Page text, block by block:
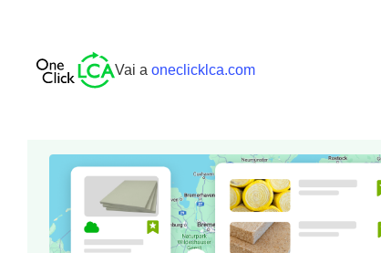
Vai a oneclicklca.com